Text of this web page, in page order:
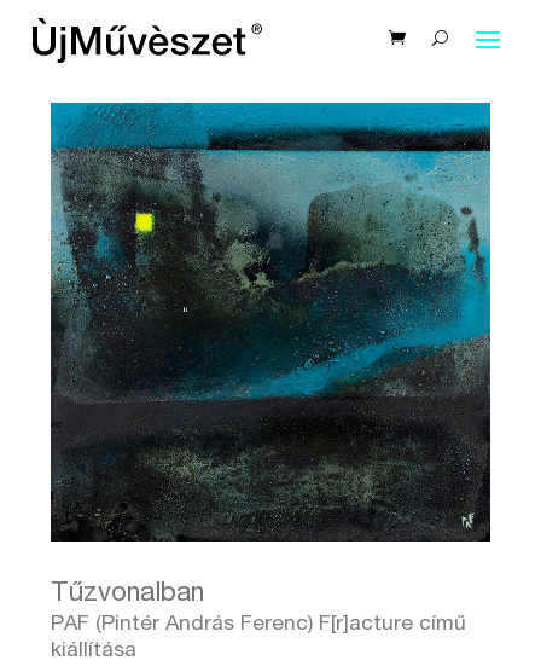
Tűzvonalban
PAF (Pintér András Ferenc) F[r]acture című
kiállítása